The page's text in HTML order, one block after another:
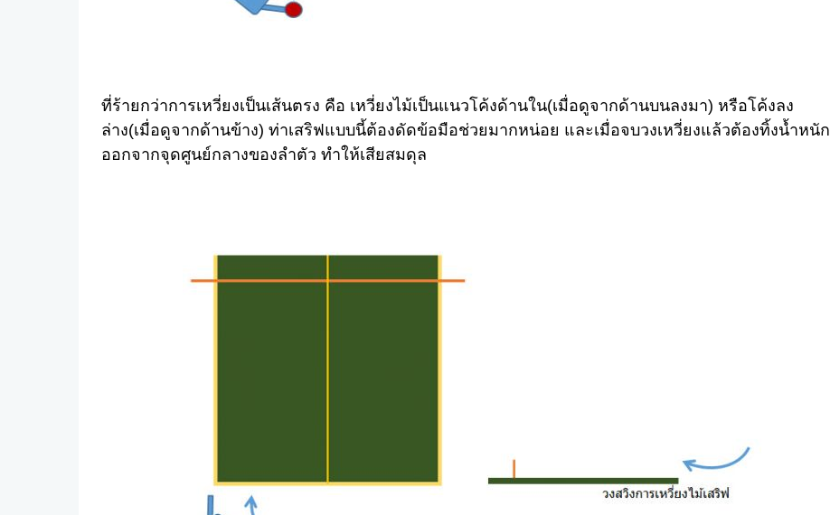
ที่ร้ายกว่าการเหวี่ยงเป็นเส้นตรง คือ เหวี่ยงไม้เป็นแนวโค้งด้านใน(เมื่อดูจากด้านบนลงมา) หรือโค้งลง
ล่าง(เมื่อดูจากด้านข้าง) ท่าเสริฟแบบนี้ต้องดัดข้อมือช่วยมากหน่อย และเมื่อจบวงเหวี่ยงแล้วต้องทิ้งน้ำหนัก
ออกจากจุดศูนย์กลางของลำตัว ทำให้เสียสมดุล